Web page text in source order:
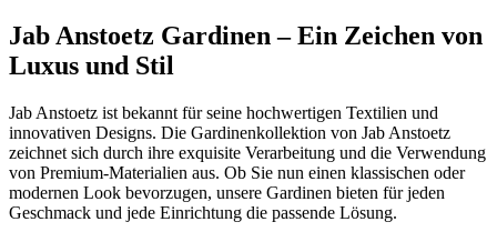
Jab Anstoetz Gardinen – Ein Zeichen von
Luxus und Stil
Jab Anstoetz ist bekannt für seine hochwertigen Textilien und
innovativen Designs. Die Gardinenkollektion von Jab Anstoetz
zeichnet sich durch ihre exquisite Verarbeitung und die Verwendung
von Premium-Materialien aus. Ob Sie nun einen klassischen oder
modernen Look bevorzugen, unsere Gardinen bieten für jeden
Geschmack und jede Einrichtung die passende Lösung.